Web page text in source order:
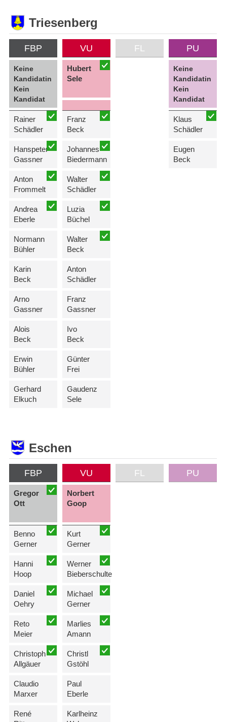
Triesenberg
FBP
Keine
Kandidatin
Kein
Kandidat
Rainer
Schädler
Hanspeter
Gassner
Anton
Frommelt
Andrea
Eberle
Normann
Bühler
Karin
Beck
Arno
Gassner
Alois
Beck
Erwin
Bühler
Gerhard
Elkuch
VU
Hubert
Sele
Franz
Beck
Johannes
Biedermann
Walter
Schädler
Luzia
Büchel
Walter
Beck
Anton
Schädler
Franz
Gassner
Ivo
Beck
Günter
Frei
Gaudenz
Sele
FL PU
Keine
Kandidatin
Kein
Kandidat
Klaus
Schädler
Eugen
Beck
Eschen
FBP
Gregor
Ott
Benno
Gerner
Hanni
Hoop
Daniel
Oehry
Reto
Meier
Christoph
Allgäuer
Claudio
Marxer
René
VU
Norbert
Goop
Kurt
Gerner
Werner
Bieberschulte
Michael
Gerner
Marlies
Amann
Christl
Gstöhl
Paul
Eberle
Karlheinz
FL PU